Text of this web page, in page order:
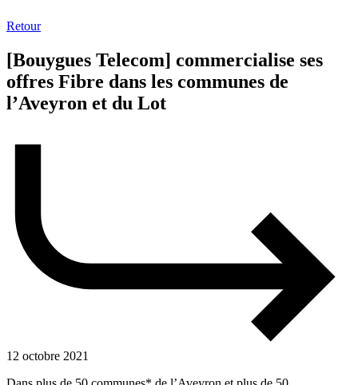
Retour
[Bouygues Telecom] commercialise ses
offres Fibre dans les communes de
l’Aveyron et du Lot
12 octobre 2021